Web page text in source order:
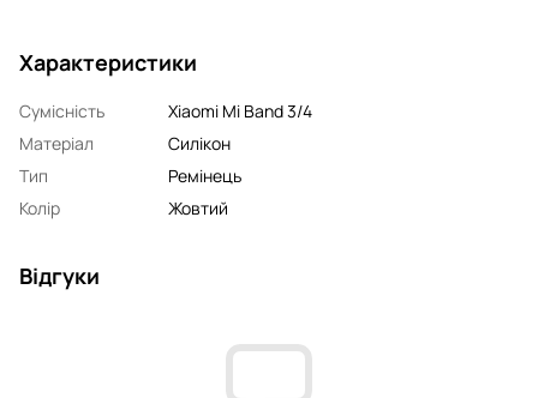
Характеристики
Сумісність
Xiaomi Mi Band 3/4
Матеріал
Силікон
Тип
Ремінець
Колір
Жовтий
Відгуки